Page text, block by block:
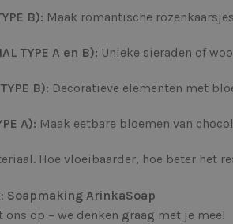
B): Maak romantische rozenkaarsjes
TYPE A en B): Unieke sieraden of
B): Decoratieve elementen met
A): Maak eetbare bloemen van
Hoe vloeibaarder, hoe beter het
Soapmaking ArinkaSoap
op – we denken graag met je mee!